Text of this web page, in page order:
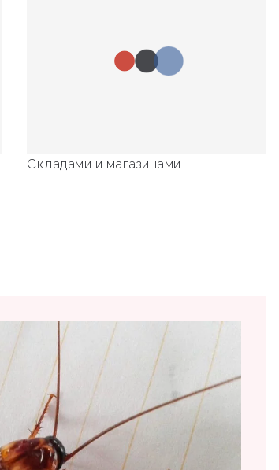
Складами и магазинами